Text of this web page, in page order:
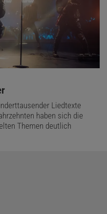
Liedtexte
haben sich die
Themen deutlich